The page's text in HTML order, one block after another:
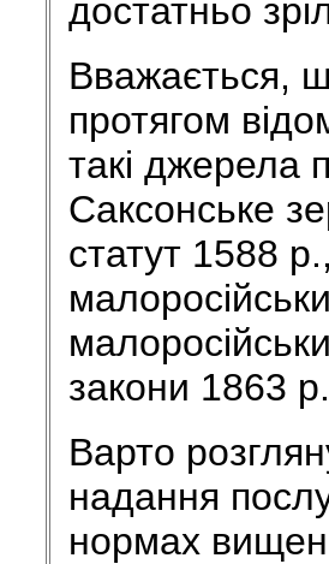
достатньо
Вважається,
протягом
такі джерела
Саксонське
статут 1588
закони 1863
Варто
надання
нормах